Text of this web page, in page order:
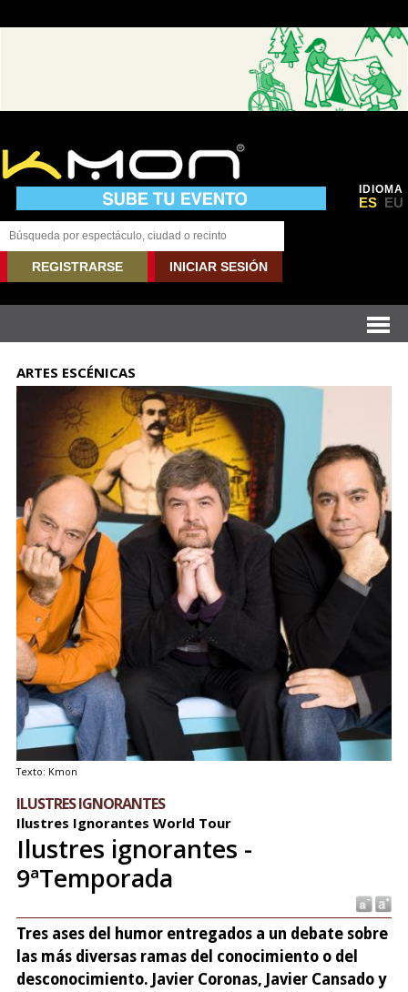
IDIOMA
ES EU
REGISTRARSE INICIAR SESIÓN
ARTES ESCÉNICAS
Texto: Kmon
ILUSTRES IGNORANTES
Ilustres Ignorantes World Tour
Ilustres ignorantes -
9ªTemporada
Tres ases del humor entregados a un debate sobre
las más diversas ramas del conocimiento o del
desconocimiento. Javier Coronas, Javier Cansado y